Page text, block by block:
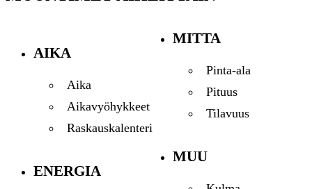
AIKA
Aika
Aikavyöhykkeet
Raskauskalenteri
ENERGIA
MITTA
Pinta-ala
Pituus
Tilavuus
MUU